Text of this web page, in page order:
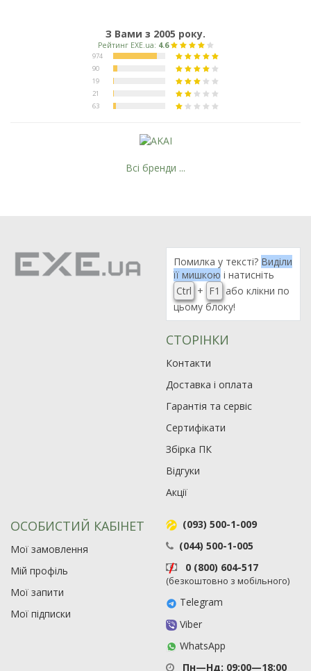
З Вами з 2005 року.
Всі бренди ...
Помилка у тексті? Виділи
її мишкою і натисніть
Ctrl + F1
або клікни по
цьому блоку!
СТОРІНКИ
Контакти
Доставка і оплата
Гарантія та сервіс
Сертифікати
Збірка ПК
Відгуки
Акції
ОСОБИСТИЙ КАБІНЕТ
Мої замовлення
Мій профіль
Мої запити
Мої підписки
(093) 500-1-009
(044) 500-1-005
0 (800) 604-517
(безкоштовно з мобільного)
Telegram
Viber
WhatsApp
Пн—Нд: 09:00—18:00